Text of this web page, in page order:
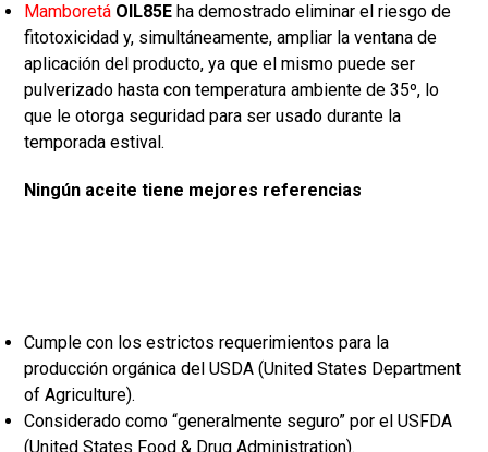
Mamboretá OIL85E ha demostrado eliminar el riesgo de
fitotoxicidad y, simultáneamente, ampliar la ventana de
aplicación del producto, ya que el mismo puede ser
pulverizado hasta con temperatura ambiente de 35º, lo
que le otorga seguridad para ser usado durante la
temporada estival.
Ningún aceite tiene mejores referencias
Cumple con los estrictos requerimientos para la
producción orgánica del USDA (United States Department
of Agriculture).
Considerado como “generalmente seguro” por el USFDA
(United States Food & Drug Administration).